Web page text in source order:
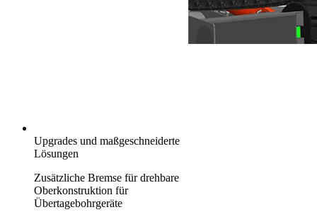
Upgrades und maßgeschneiderte
Lösungen
Zusätzliche Bremse für drehbare
Oberkonstruktion für
Übertagebohrgeräte